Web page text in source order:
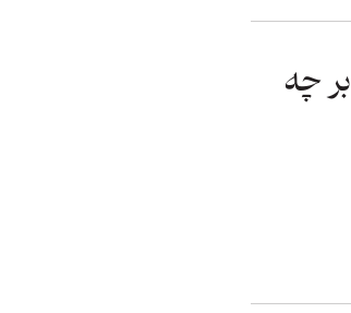
اکسپند نورث‌استار در جیتکس ۲۰۲۴ بر چه